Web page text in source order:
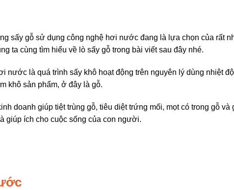
sấy gỗ sử dụng công nghệ hơi nước đang là lựa chọn của rất
ta cùng tìm hiểu về lò sấy gỗ trong bài viết sau đây nhé.
nước là quá trình sấy khô hoạt động trên nguyên lý dùng nhiệt
khô sản phẩm, ở đây là gỗ.
doanh giúp tiệt trùng gỗ, tiêu diệt trứng mối, mọt có trong gỗ và
giúp ích cho cuộc sống của con người.